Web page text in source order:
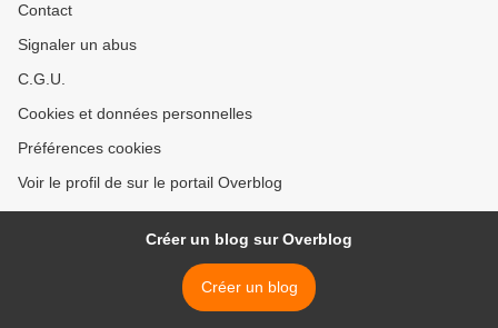
Contact
Signaler un abus
C.G.U.
Cookies et données personnelles
Préférences cookies
Voir le profil de sur le portail Overblog
Créer un blog sur Overblog
Créer un blog